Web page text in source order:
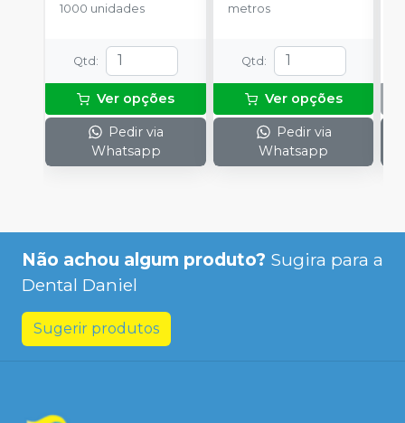
1000 unidades
Qtd :
Ver opções
Pedir via
Whatsapp
metros
Qtd :
Ver opções
Pedir via
Whatsapp
Não achou algum produto? Sugira para a
Dental Daniel
Sugerir produtos